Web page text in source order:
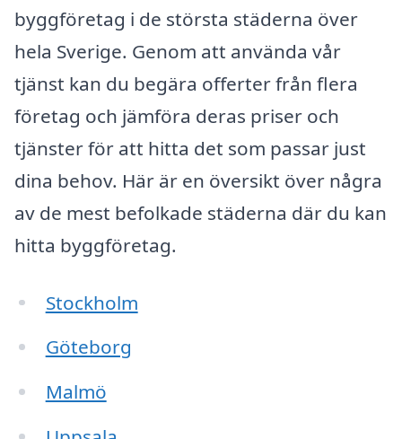
byggföretag i de största städerna över
hela Sverige. Genom att använda vår
tjänst kan du begära offerter från flera
företag och jämföra deras priser och
tjänster för att hitta det som passar just
dina behov. Här är en översikt över några
av de mest befolkade städerna där du kan
hitta byggföretag.
Stockholm
Göteborg
Malmö